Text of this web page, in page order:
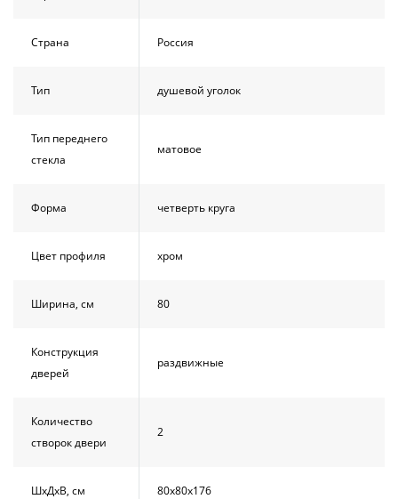
Страна Россия
Тип душевой уголок
Тип переднего
стекла
матовое
Форма четверть круга
Цвет профиля хром
Ширина, см 80
Конструкция
дверей
раздвижные
Количество
створок двери
2
ШхДхВ, см 80х80х176